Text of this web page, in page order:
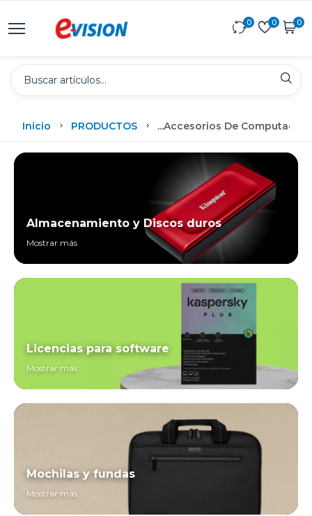
0 0 0
Inicio PRODUCTOS ...Accesorios De
Almacenamiento y Discos duros
Mostrar más
Licencias para software
Mostrar más
Mochilas y fundas
Mostrar más